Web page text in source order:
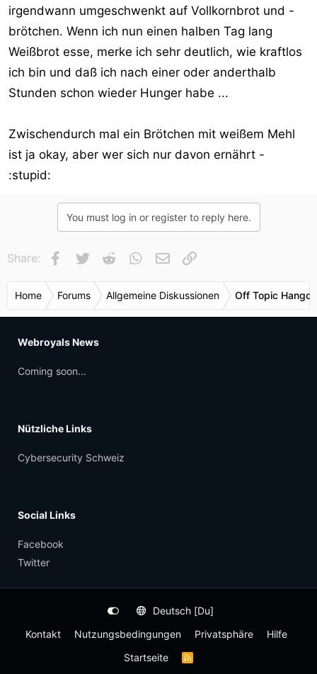
irgendwann umgeschwenkt auf Vollkornbrot und -
brötchen. Wenn ich nun einen halben Tag lang
Weißbrot esse, merke ich sehr deutlich, wie kraftlos
ich bin und daß ich nach einer oder anderthalb
Stunden schon wieder Hunger habe ...
Zwischendurch mal ein Brötchen mit weißem Mehl
ist ja okay, aber wer sich nur davon ernährt -
:stupid:
You must log in or register to reply here.
Share: Facebook
Twitter Reddit WhatsApp
E-Mail
Home Forums Allgemeine Diskussionen Off Topic
Webroyals News
Coming soon...
Nützliche Links
Cybersecurity Schweiz
Social Links
Facebook
Twitter
Deutsch [Du]
Kontakt
Nutzungsbedingungen Privatsphäre
Hilfe
Startseite
R